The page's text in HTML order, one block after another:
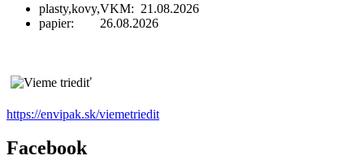
plasty,kovy,VKM: 21.08.2026
papier: 26.08.2026
https://envipak.sk/viemetriedit
Facebook